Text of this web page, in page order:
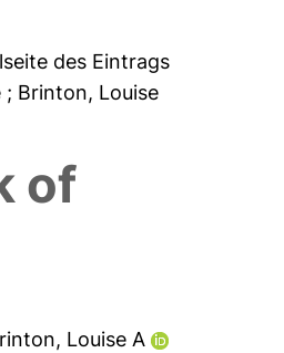
des Eintrags
; Brinton, Louise
of
Louise A